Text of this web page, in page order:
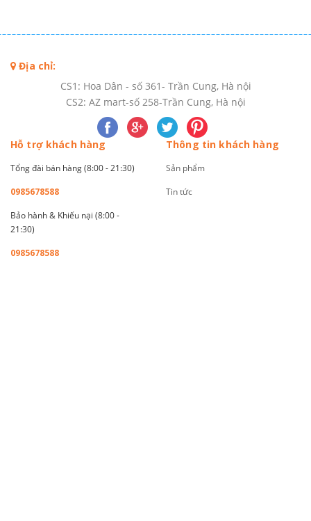
Địa chỉ:
CS1: Hoa Dân - số 361- Trần Cung, Hà nội
CS2: AZ mart-số 258-Trần Cung, Hà nội
Hỗ trợ khách hàng
Tổng đài bán hàng (8:00 - 21:30)
0985678588
Bảo hành & Khiếu nại (8:00 -
21:30)
0985678588
Thông tin khách hàng
Sản phẩm
Tin tức